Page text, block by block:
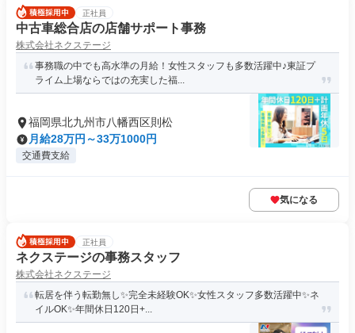
正社員
中古車総合店の店舗サポート事務
株式会社ネクステージ
事務職の中でも高水準の月給！女性スタッフも多数活躍中♪東証プ
ライム上場ならではの充実した福...
福岡県北九州市八幡西区則松
月給28万円～33万1000円
交通費支給
気になる
正社員
ネクステージの事務スタッフ
株式会社ネクステージ
転居を伴う転勤無し✨完全未経験OK✨女性スタッフ多数活躍中✨ネ
イルOK✨年間休日120日+...